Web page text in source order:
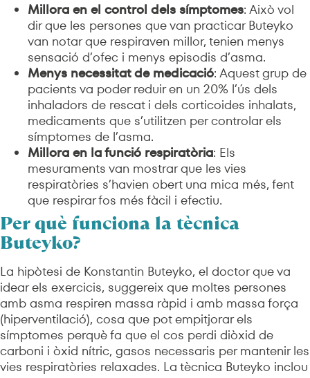
Millora en el control dels símptomes: Això vol
dir que les persones que van practicar Buteyko
van notar que respiraven millor, tenien menys
sensació d’ofec i menys episodis d’asma.
Menys necessitat de medicació: Aquest grup de
pacients va poder reduir en un 20% l’ús dels
inhaladors de rescat i dels corticoides inhalats,
medicaments que s’utilitzen per controlar els
símptomes de l’asma.
Millora en la funció respiratòria: Els
mesuraments van mostrar que les vies
respiratòries s’havien obert una mica més, fent
que respirar fos més fàcil i efectiu.
Per què funciona la tècnica
Buteyko?
La hipòtesi de Konstantin Buteyko, el doctor que va
idear els exercicis, suggereix que moltes persones
amb asma respiren massa ràpid i amb massa força
(hiperventilació), cosa que pot empitjorar els
símptomes perquè fa que el cos perdi diòxid de
carboni i òxid nítric, gasos necessaris per mantenir les
vies respiratòries relaxades. La tècnica Buteyko inclou